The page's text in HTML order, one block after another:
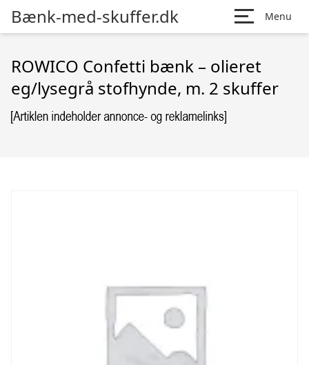
Bænk-med-skuffer.dk Menu
ROWICO Confetti bænk – olieret
eg/lysegrå stofhynde, m. 2 skuffer